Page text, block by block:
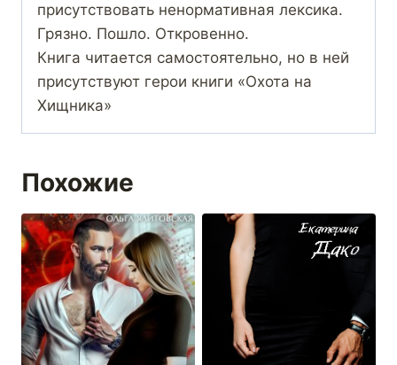
присутствовать ненормативная лексика.
Грязно. Пошло. Откровенно.
Книга читается самостоятельно, но в ней
присутствуют герои книги «Охота на
Хищника»
Похожие